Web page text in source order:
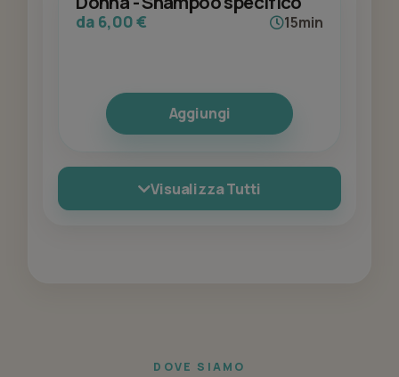
da 6,00 € 15min
Aggiungi
Visualizza Tutti
DOVE SIAMO